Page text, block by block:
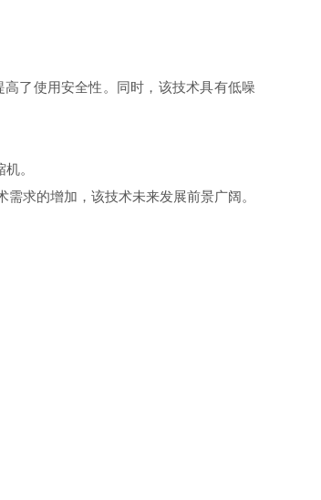
了使用安全性。同时，该技术具有低噪
。
求的增加，该技术未来发展前景广阔。